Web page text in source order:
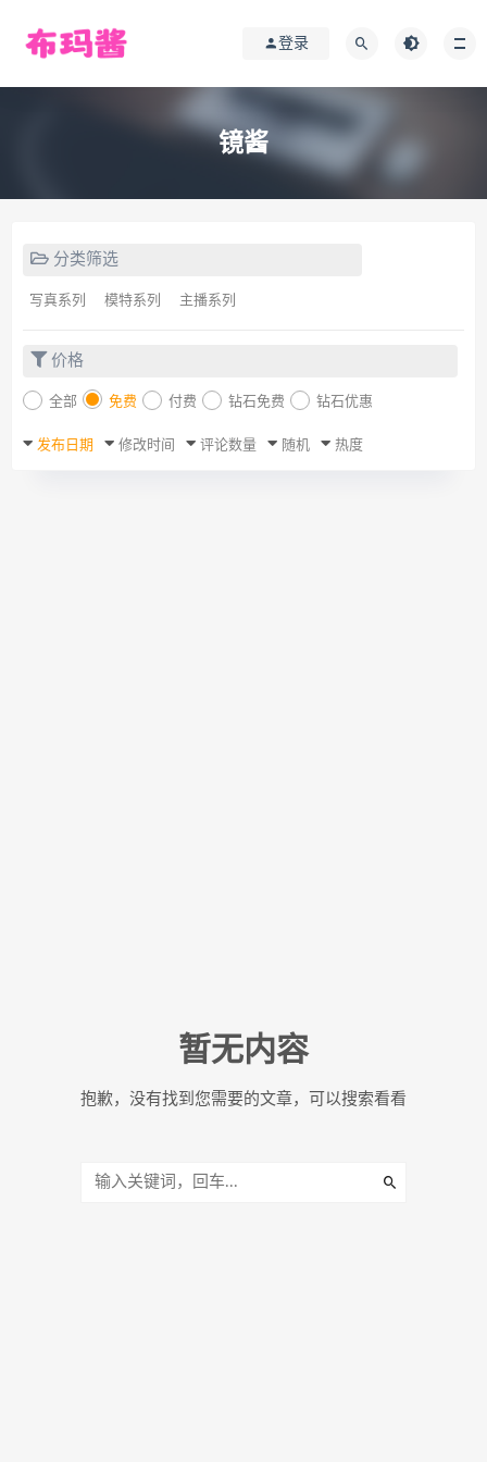
登录
镜酱
分类筛选
写真系列 模特系列 主播系列
价格
全部 免费 付费 钻石免费 钻石优惠
发布日期 修改时间 评论数量 随机 热度
暂无内容
抱歉，没有找到您需要的文章，可以搜索看看